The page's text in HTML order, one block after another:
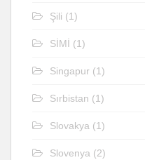
Şili (1)
SİMİ (1)
Singapur (1)
Sırbistan (1)
Slovakya (1)
Slovenya (2)